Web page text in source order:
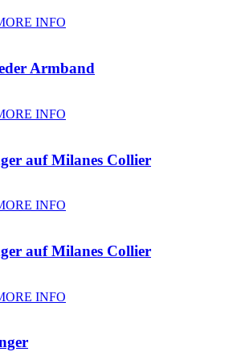
INFO
Armband
INFO
auf Milanes Collier
INFO
auf Milanes Collier
INFO